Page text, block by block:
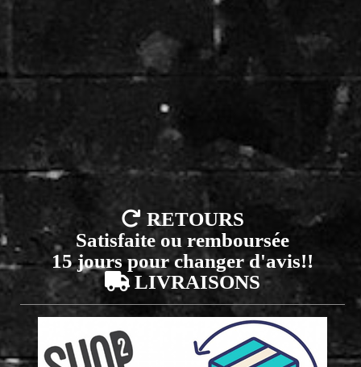
 RETOURS
Satisfaite ou remboursée
15 jours pour changer d'avis!!
 LIVRAISONS